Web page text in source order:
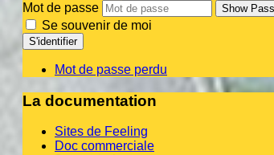
Mot de passe
Show
Se souvenir de moi
S'identifier
Mot de passe perdu
La documentation
Sites de Feeling
Doc commerciale